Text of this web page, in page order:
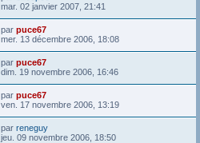
mar. 02 janvier 2007, 21:41
par puce67
mer. 13 décembre 2006, 18:08
par puce67
dim. 19 novembre 2006, 16:46
par puce67
ven. 17 novembre 2006, 13:19
par reneguy
jeu. 09 novembre 2006, 18:50